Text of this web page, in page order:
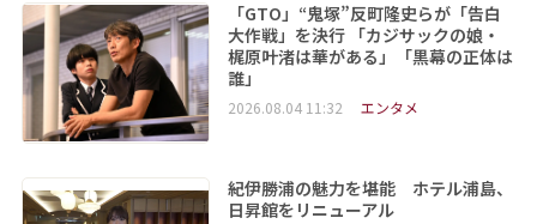
「GTO」“鬼塚”反町隆史らが「告白
大作戦」を決行 「カジサックの娘・
梶原叶渚は華がある」「黒幕の正体は
誰」
2026.08.04 11:32 エンタメ
紀伊勝浦の魅力を堪能 ホテル浦島、
日昇館をリニューアル